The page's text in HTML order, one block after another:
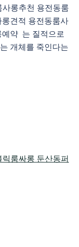
롱추천 용전동룸
견적 용전동룸사
약 는 질적으로
개체를 죽인다는